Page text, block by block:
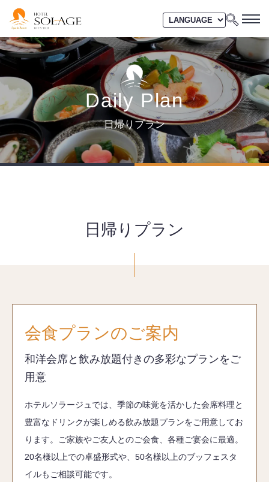
Daily Plan
日帰りプラン
日帰りプラン
会食プランのご案内
和洋会席と飲み放題付きの多彩なプランをご
用意
ホテルソラージュでは、季節の味覚を活かした会席料理と
豊富なドリンクが楽しめる飲み放題プランをご用意してお
ります。ご家族やご友人とのご会食、各種ご宴会に最適。
20名様以上での卓盛形式や、50名様以上のブッフェスタ
イルもご相談可能です。